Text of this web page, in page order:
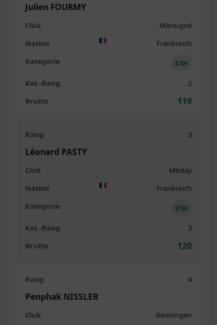
Julien FOURMY
Mansigné
Frankreich
S1H
2
119
3
Léonard PASTY
Meslay
Frankreich
S1H
3
120
4
Penphak NISSLER
Renningen